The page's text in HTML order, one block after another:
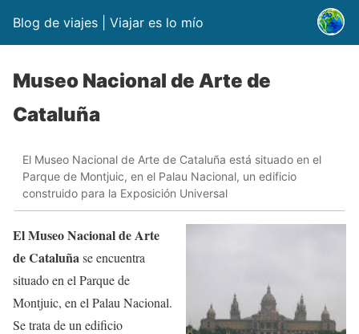
Blog de viajes | Viajar es lo mío
Museo Nacional de Arte de
Cataluña
El Museo Nacional de Arte de Cataluña está situado en el
Parque de Montjuic, en el Palau Nacional, un edificio
construido para la Exposición Universal
El Museo Nacional de Arte
de Cataluñase encuentra
situado en el Parque de
Montjuic, en el Palau Nacional.
Se trata de un edificio